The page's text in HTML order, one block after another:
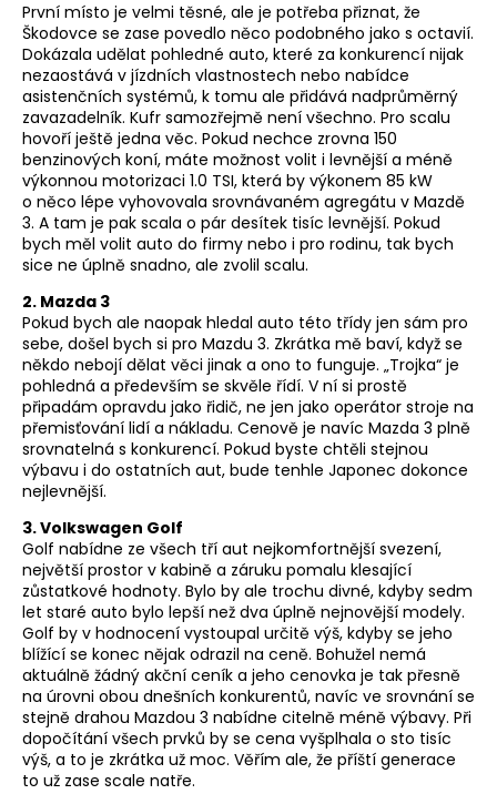
První místo je velmi těsné, ale je potřeba přiznat, že
Škodovce se zase povedlo něco podobného jako s octavií.
Dokázala udělat pohledné auto, které za konkurencí nijak
nezaostává v jízdních vlastnostech nebo nabídce
asistenčních systémů, k tomu ale přidává nadprůměrný
zavazadelník. Kufr samozřejmě není všechno. Pro scalu
hovoří ještě jedna věc. Pokud nechce zrovna 150
benzinových koní, máte možnost volit i levnější a méně
výkonnou motorizaci 1.0 TSI, která by výkonem 85 kW
o něco lépe vyhovovala srovnávaném agregátu v Mazdě
3. A tam je pak scala o pár desítek tisíc levnější. Pokud
bych měl volit auto do firmy nebo i pro rodinu, tak bych
sice ne úplně snadno, ale zvolil scalu.
2. Mazda 3
Pokud bych ale naopak hledal auto této třídy jen sám pro
sebe, došel bych si pro Mazdu 3. Zkrátka mě baví, když se
někdo nebojí dělat věci jinak a ono to funguje. „Trojka“ je
pohledná a především se skvěle řídí. V ní si prostě
připadám opravdu jako řidič, ne jen jako operátor stroje na
přemisťování lidí a nákladu. Cenově je navíc Mazda 3 plně
srovnatelná s konkurencí. Pokud byste chtěli stejnou
výbavu i do ostatních aut, bude tenhle Japonec dokonce
nejlevnější.
3. Volkswagen Golf
Golf nabídne ze všech tří aut nejkomfortnější svezení,
největší prostor v kabině a záruku pomalu klesající
zůstatkové hodnoty. Bylo by ale trochu divné, kdyby sedm
let staré auto bylo lepší než dva úplně nejnovější modely.
Golf by v hodnocení vystoupal určitě výš, kdyby se jeho
blížící se konec nějak odrazil na ceně. Bohužel nemá
aktuálně žádný akční ceník a jeho cenovka je tak přesně
na úrovni obou dnešních konkurentů, navíc ve srovnání se
stejně drahou Mazdou 3 nabídne citelně méně výbavy. Při
dopočítání všech prvků by se cena vyšplhala o sto tisíc
výš, a to je zkrátka už moc. Věřím ale, že příští generace
to už zase scale natře.